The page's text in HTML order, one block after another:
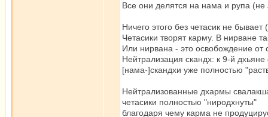
Все они делятся на нама и рупа
Ничего этого без четасик не бывает
Четасики творят карму. В нирване
Или нирвана - это освобождение от
Нейтрализация скандх: к 9-й
[нама-]скандхи уже полностью
Нейтрализованные дхармы
четасики полностью "ниродхнуты"
благодаря чему карма не